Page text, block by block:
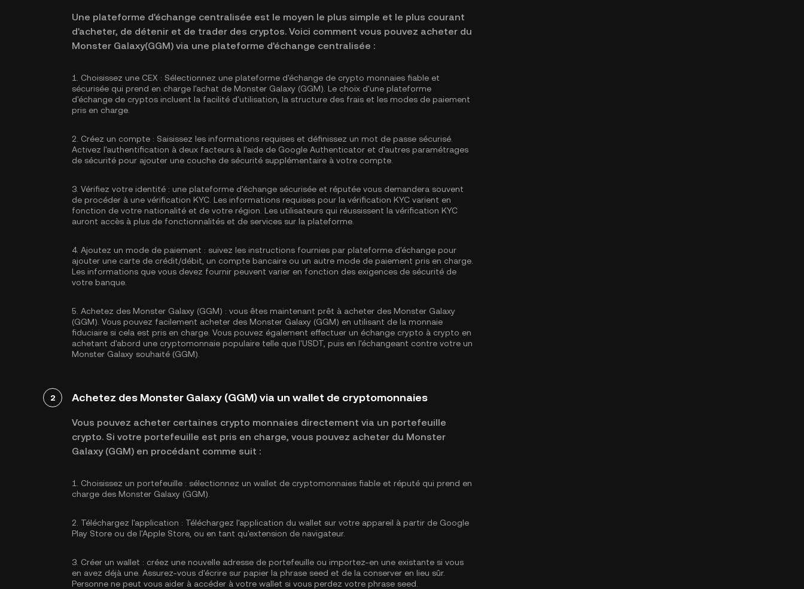
Une plateforme d'échange centralisée est le moyen le plus simple et le plus courant
d'acheter, de détenir et de trader des cryptos. Voici comment vous pouvez acheter du
Monster Galaxy(GGM) via une plateforme d'échange centralisée :
1. Choisissez une CEX : Sélectionnez une plateforme d'échange de crypto monnaies fiable et
sécurisée qui prend en charge l'achat de Monster Galaxy (GGM). Le choix d'une plateforme
d'échange de cryptos incluent la facilité d'utilisation, la structure des frais et les modes de paiement
pris en charge.
2. Créez un compte : Saisissez les informations requises et définissez un mot de passe sécurisé.
Activez l'authentification à deux facteurs à l'aide de Google Authenticator et d'autres paramétrages
de sécurité pour ajouter une couche de sécurité supplémentaire à votre compte.
3. Vérifiez votre identité : une plateforme d'échange sécurisée et réputée vous demandera souvent
de procéder à une vérification KYC. Les informations requises pour la vérification KYC varient en
fonction de votre nationalité et de votre région. Les utilisateurs qui réussissent la vérification KYC
auront accès à plus de fonctionnalités et de services sur la plateforme.
4. Ajoutez un mode de paiement : suivez les instructions fournies par plateforme d'échange pour
ajouter une carte de crédit/débit, un compte bancaire ou un autre mode de paiement pris en charge.
Les informations que vous devez fournir peuvent varier en fonction des exigences de sécurité de
votre banque.
5. Achetez des Monster Galaxy (GGM) : vous êtes maintenant prêt à acheter des Monster Galaxy
(GGM). Vous pouvez facilement acheter des Monster Galaxy (GGM) en utilisant de la monnaie
fiduciaire si cela est pris en charge. Vous pouvez également effectuer un échange crypto à crypto en
achetant d'abord une cryptomonnaie populaire telle que l'USDT , puis en l'échangeant contre votre un
Monster Galaxy souhaité (GGM).
2 Achetez des Monster Galaxy (GGM) via un wallet de cryptomonnaies
Vous pouvez acheter certaines crypto monnaies directement via un portefeuille
crypto. Si votre portefeuille est pris en charge, vous pouvez acheter du Monster
Galaxy (GGM) en procédant comme suit :
1. Choisissez un portefeuille : sélectionnez un wallet de cryptomonnaies fiable et réputé qui prend en
charge des Monster Galaxy (GGM).
2. Téléchargez l'application : Téléchargez l'application du wallet sur votre appareil à partir de Google
Play Store ou de l'Apple Store, ou en tant qu'extension de navigateur.
3. Créer un wallet : créez une nouvelle adresse de portefeuille ou importez-en une existante si vous
en avez déjà une. Assurez-vous d'écrire sur papier la phrase seed et de la conserver en lieu sûr.
Personne ne peut vous aider à accéder à votre wallet si vous perdez votre phrase seed.